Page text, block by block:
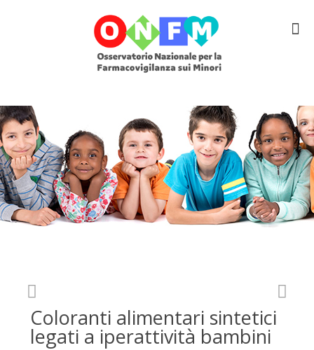
Coloranti alimentari sintetici
legati a iperattività bambini